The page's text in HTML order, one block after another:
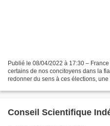
Publié le 08/04/2022 à 17:30 –
certains de nos concitoyens dans la
redonner du sens à ces élections,